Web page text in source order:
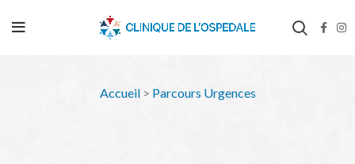
Accueil> Parcours Urgences